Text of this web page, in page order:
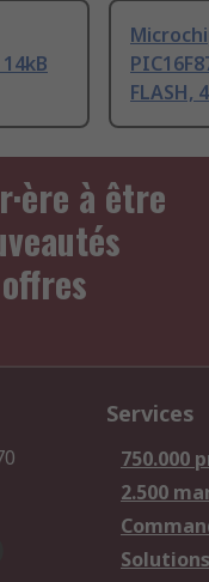
FLASH,
à être
Services
750.000
2.500